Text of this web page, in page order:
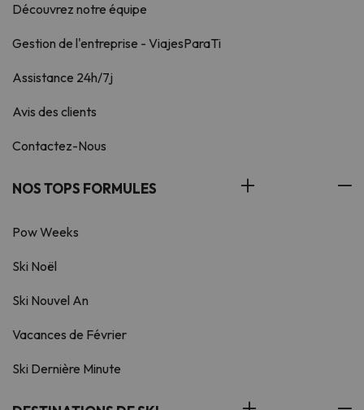
Découvrez notre équipe
Gestion de l'entreprise - ViajesParaTi
Assistance 24h/7j
Avis des clients
Contactez-Nous
NOS TOPS FORMULES
Pow Weeks
Ski Noël
Ski Nouvel An
Vacances de Février
Ski Dernière Minute